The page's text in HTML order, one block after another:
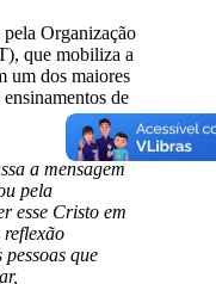
Organização
que mobiliza a
um dos maiores
de
a mensagem
pela
esse Cristo em
que